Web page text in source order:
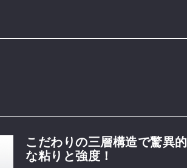
こだわりの三層構造で驚異的
な粘りと強度！